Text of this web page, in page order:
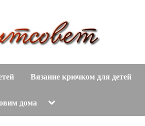
и
т
вязание
Вязание крючком для детей
дома Toggle
menu